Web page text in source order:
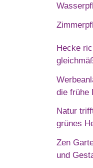
Hecke
die frühe
Natur
grünes
Zen
und